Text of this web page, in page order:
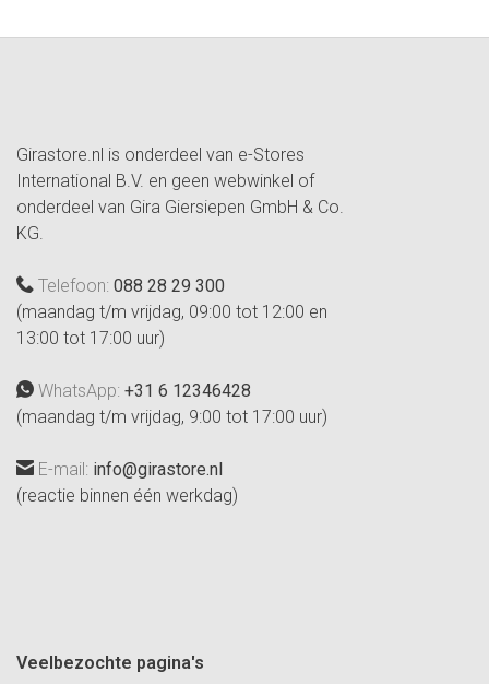
Girastore.nl is onderdeel van e-Stores
International B.V. en geen webwinkel of
onderdeel van Gira Giersiepen GmbH & Co.
KG.
Telefoon: 088 28 29 300
(maandag t/m vrijdag, 09:00 tot 12:00 en
13:00 tot 17:00 uur)
WhatsApp: +31 6 12346428
(maandag t/m vrijdag, 9:00 tot 17:00 uur)
E-mail: info@girastore.nl
(reactie binnen één werkdag)
Veelbezochte pagina's